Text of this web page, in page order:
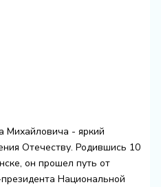
Михайловича - яркий
Отечеству. Родившись 10
он прошел путь от
Национальной